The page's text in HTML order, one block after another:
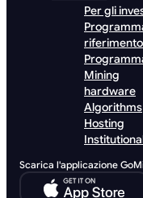
Per gli
riferimento
Mining
hardware
Algorithms
Hosting
Scarica l'applicazione